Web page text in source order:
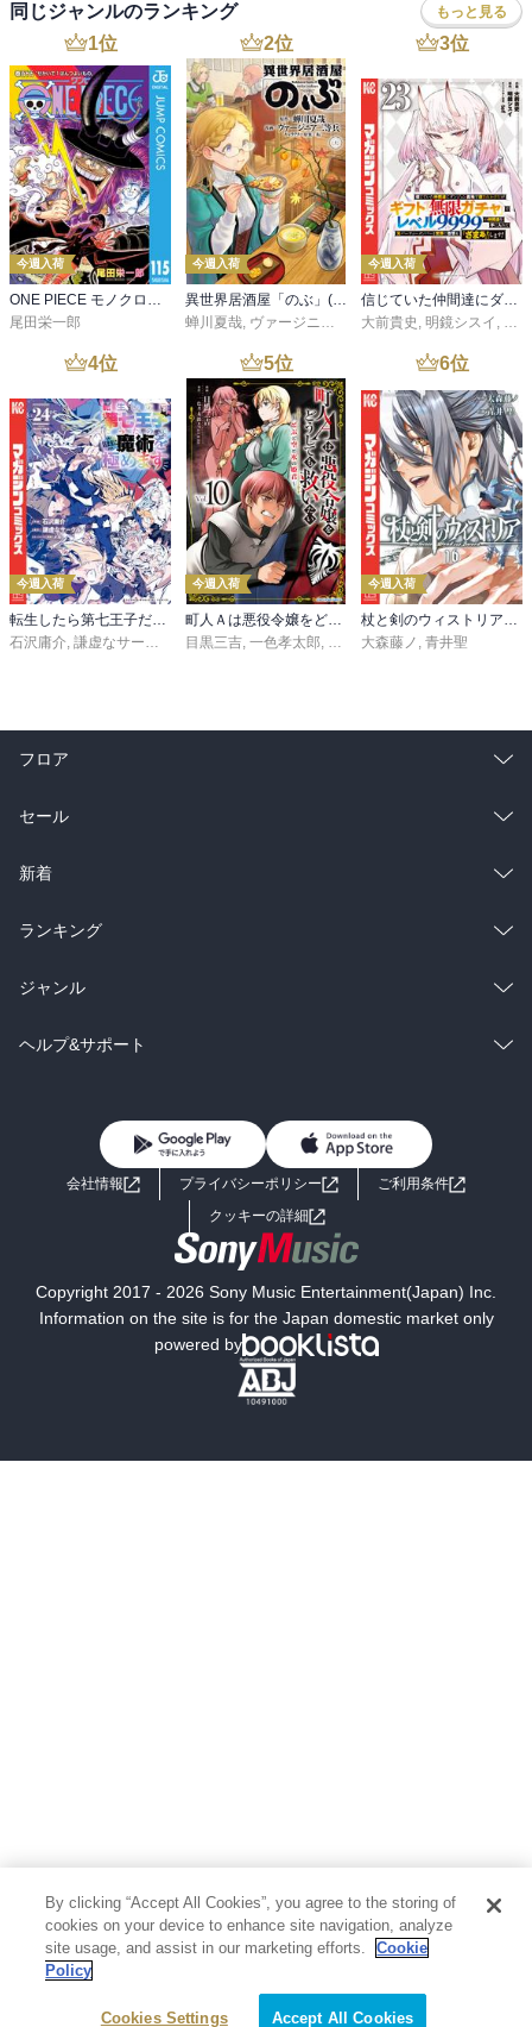
同じジャンルのランキング もっと見る
1位
今週入荷
ONE PIECE モノクロ版 115
尾田栄一郎
2位
今週入荷
異世界居酒屋「のぶ」(22)
蝉川夏哉, ヴァージニア二等兵 ,転
3位
今週入荷
信じていた仲間達にダンジョン奥地で殺されかけたがギフト『無限ガチャ』でレベル９９９９の仲間達を手に入れて元パーティーメンバーと世界に復讐＆『ざまぁ！』します！（２３）
大前貴史 , 明鏡シスイ , ｔ
4位
今週入荷
転生したら第七王子だったので、気ままに魔術を極めます（２４）
石沢庸介, 謙虚なサークル メル。
5位
今週入荷
町人Ａは悪役令嬢をどうしても救いたい ～どぶと空と氷の姫君～１０【電子書店共通特典イラスト付】
目黒三吉, 一色孝太郎, Parum
6位
今週入荷
杖と剣のウィストリア（１６）
大森藤ノ , 青井聖
フロア
総合
ラノベ
雑誌・グラビア
BL・TL
セール
総合
ラノベ
雑誌・グラビア
BL・TL
新着
総合
ラノベ
雑誌・グラビア
ランキング
総合
ラノベ
ジャンル
コミック
ライトノベル 男子向けラノベ
小説
海外小説
ミステリー SF
文学
芸術・アート 映画・音楽・演劇
写真集 教養
医学・福祉
ヘルプ&サポート
よくあるご質問 お問い合わせ
会社情報 プライバシーポリシー
ご利用条件
クッキーの詳細
Copyright 2017 - 2026 Sony Music Entertainment(Japan) Inc.
Information on the site is for the Japan domestic market only
powered by
By clicking “Accept All Cookies”, you agree to the storing of
cookies on your device to enhance site navigation, analyze
site usage, and assist in our marketing efforts.
Cookie
Policy
Cookies Settings Accept All Cookies